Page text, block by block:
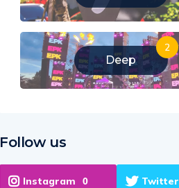
Deep
2
Follow us
Instagram 0 Twitter